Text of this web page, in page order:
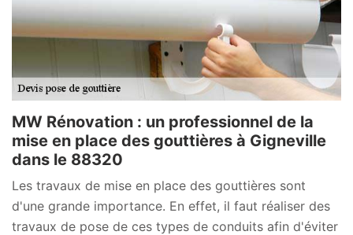
MW Rénovation : un professionnel de la
mise en place des gouttières à Gigneville
dans le 88320
Les travaux de mise en place des gouttières sont
d'une grande importance. En effet, il faut réaliser des
travaux de pose de ces types de conduits afin d'éviter